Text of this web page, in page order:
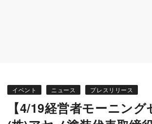
イベント ニュース プレスリリース
【4/19経営者モーニング